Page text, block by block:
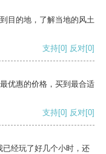
目的地，了解当地的风土
支持[0] 反对[0]
优惠的价格，买到最合适
支持[0] 反对[0]
经玩了好几个小时，还